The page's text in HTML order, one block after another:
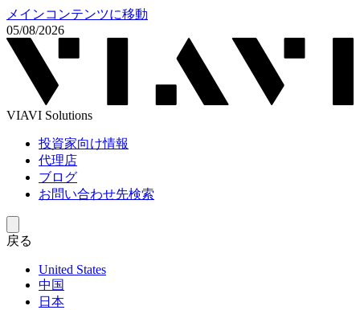
メインコンテンツに移動
05/08/2026
VIAVI Solutions
投資家向け情報
代理店
ブログ
お問い合わせ先検索
戻る
United States
中国
日本